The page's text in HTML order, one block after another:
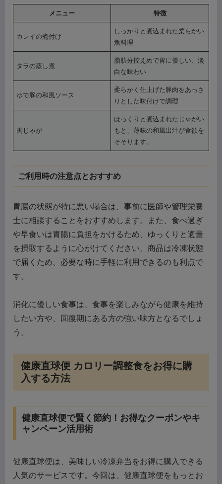
メニュー 特徴
カレイの煮付け
しっかりと煮込まれた柔らかい
魚料理
タラの蒸し煮
脂肪分控えめで胃に優しい、淡
白な味わい
ゆで豚の和風ソース
柔らかく仕上げた豚肉をあっさ
りとした味付けで調理
肉じゃが
ほっくりと煮込まれたじゃがい
もと、薄味の和風出汁が食欲を
そそります。
ご利用時の注意点とおすすめ
胃腸の状態が特に悪い場合は、事前に医師や管理栄養
士に相談することをおすすめします。また、食べ過ぎ
や早食いは胃腸に負担をかけるため、ゆっくりと適量
を摂取するように心がけてください。商品は冷凍状態
で届くため、必要な時に手軽に利用できるのも利点で
す。
消化に優しい食事は、食事を楽しみながら健康を維持
したい方や、回復期にある方の強い味方となるでしょ
う。
健康直球便 カロリー調整食をお得に購
入する方法
健康直球便で賢く節約！お得なクーポンやキ
ャンペーン活用術
健康直球便は、美味しい冷凍弁当をお得に購入できる
人気のサービスです。今回は、健康直球便をもっとお